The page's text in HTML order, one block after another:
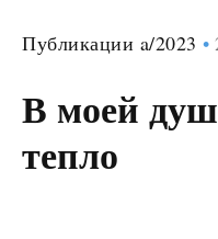
Публикации a/2023
В моей
тепло